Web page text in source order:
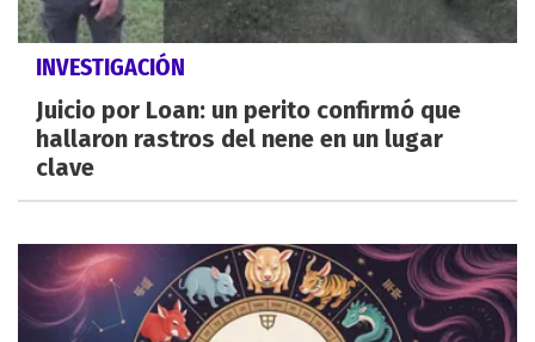
INVESTIGACIÓN
Juicio por Loan: un perito confirmó que
hallaron rastros del nene en un lugar
clave